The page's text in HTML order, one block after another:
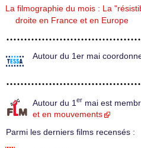
La filmographie du mois : La
droite en France et en Europe
Autour du 1er mai
Autour du 1 er mai est
et en mouvements
Parmi les derniers films recensés :